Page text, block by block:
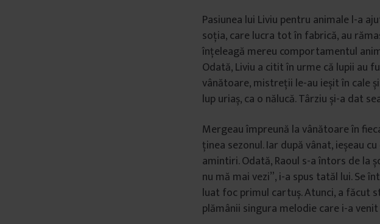
Pasiunea lui Liviu pentru animale l-a
soția, care lucra tot în fabrică, au
înțeleagă mereu comportamentul
Odată, Liviu a citit în urme că lupii au
vânătoare, mistreții le-au ieșit în cale
lup uriaș, ca o nălucă. Târziu și-a dat
Mergeau împreună la vânătoare în
ținea sezonul. Iar după vânat, ieșeau
amintiri. Odată, Raoul s-a întors de la
nu mă mai vezi”, i-a spus tatăl lui. Se
luat foc primul cartuș. Atunci, a făcut
plămânii singura melodie care i-a